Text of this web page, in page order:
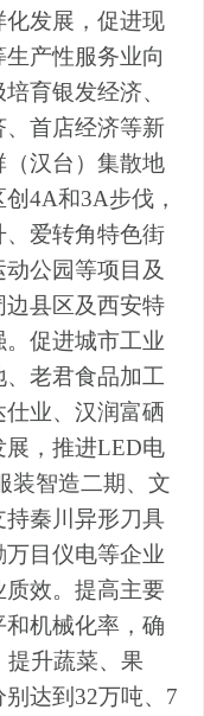
发展，促进现
产性服务业向
育银发经济、
首店经济等新
汉台）集散地
4A和3A步伐，
爱转角特色街
公园等项目及
县区及西安特
促进城市工业
老君食品加工
业、汉润富硒
展，推进LED电
装智造二期、 文
持秦川异形刀具
目仪电等企业
效。提高主要
机械化率，确
提升蔬菜、果
达到 32万吨、 7